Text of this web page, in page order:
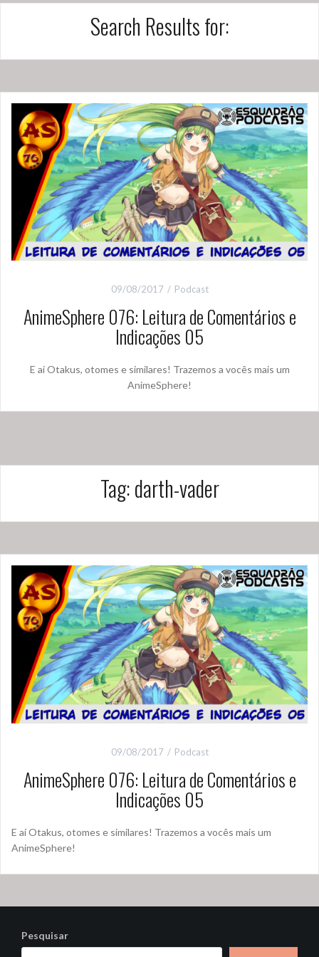
Search Results for:
09/08/2017 Podcast
AnimeSphere 076: Leitura de Comentários e
Indicações 05
E aí Otakus, otomes e similares! Trazemos a vocês mais um
AnimeSphere!
Tag:darth-vader
09/08/2017 Podcast
AnimeSphere 076: Leitura de Comentários e
Indicações 05
E aí Otakus, otomes e similares! Trazemos a vocês mais um
AnimeSphere!
Pesquisar